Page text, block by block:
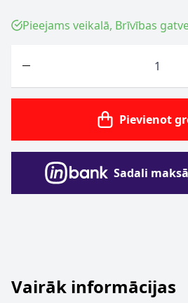
Pieejams veikalā, Brīvības
Pievienot
Sadali
Vairāk informācijas